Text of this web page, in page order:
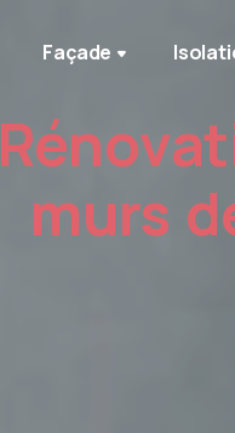
Façade
murs